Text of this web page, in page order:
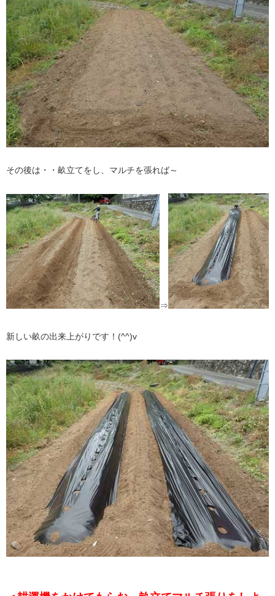
その後は・・畝立てをし、マルチを張れば～
⇒
新しい畝の出来上がりです！(^^)v